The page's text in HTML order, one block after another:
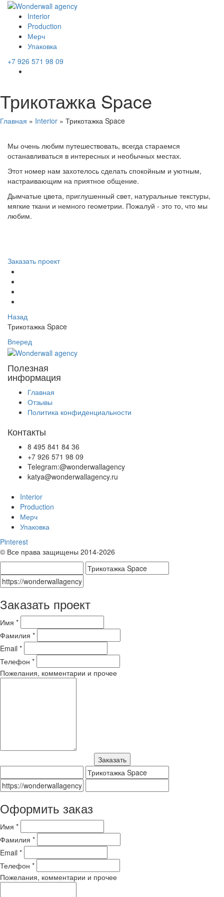
Interior
Production
Мерч
Упаковка
+7 926 571 98 09
Трикотажка Space
Главная » Interior » Трикотажка Space
Мы очень любим путешествовать, всегда стараемся
останавливаться в интересных и необычных местах.
Этот номер нам захотелось сделать спокойным и уютным,
настраивающим на приятное общение.
Дымчатые цвета, приглушенный свет, натуральные текстуры,
мягкие ткани и немного геометрии. Пожалуй - это то, что мы
любим.
Заказать проект
Назад
Трикотажка Space
Вперед
Полезная
информация
Главная
Отзывы
Политика конфиденциальности
Контакты
8 495 841 84 36
+7 926 571 98 09
Telegram:@wonderwallagency
katya@wonderwallagency.ru
Interior
Production
Мерч
Упаковка
Pinterest
© Все права защищены 2014-2026
Заказать проект
Имя *
Фамилия *
Email *
Телефон *
Пожелания, комментарии и прочее
Оформить заказ
Имя *
Фамилия *
Email *
Телефон *
Пожелания, комментарии и прочее